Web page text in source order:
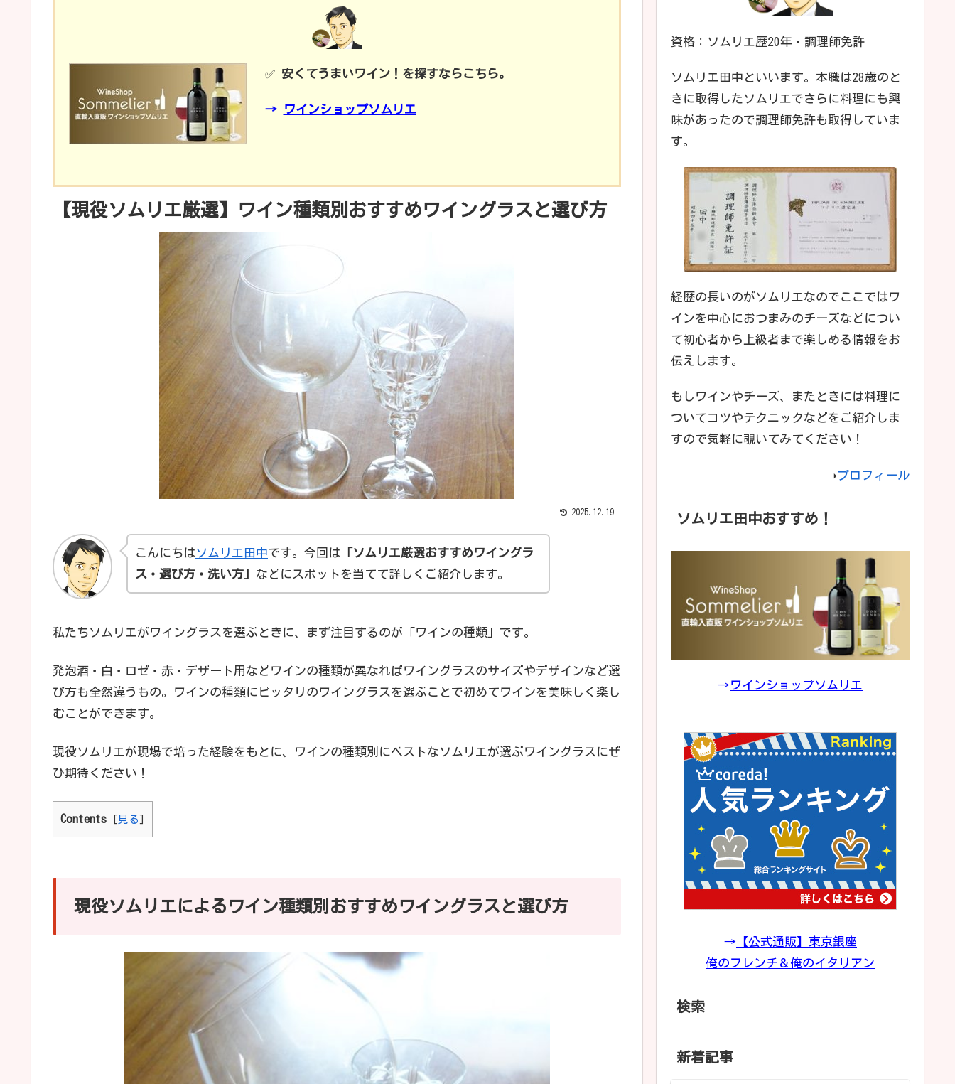
✅ 安くてうまいワイン！を探すならこちら。
→ ワインショップソムリエ
【現役ソムリエ厳選】ワイン種類別おすすめワイングラスと選び方
2025.12.19
こんにちはソムリエ田中です。今回は 「ソムリエ厳選おすすめワイングラ
ス ・選び方・洗い方」 などにスポットを当てて詳しくご紹介します。
私たちソムリエがワイングラスを選ぶときに、まず注目するのが「ワインの種類」です。
発泡酒・白・ロゼ・赤・デザート用などワインの種類が異なればワイングラスのサイズやデザインなど選
び方も全然違うもの。ワインの種類にピッタリのワイングラスを選ぶことで初めてワインを美味しく楽し
むことができます。
現役ソムリエが現場で培った経験をもとに、ワインの種類別にベストなソムリエが選ぶワイングラスにぜ
ひ期待ください！
Contents [ 見る]
現役ソムリエによるワイン種類別おすすめワイングラスと選び方
資格：ソムリエ歴20年・調理師免許
ソムリエ田中といいます。本職は28歳のと
きに取得したソムリエでさらに料理にも興
味があったので調理師免許も取得していま
す。
経歴の長いのがソムリエなのでここではワ
インを中心におつまみのチーズなどについ
て初心者から上級者まで楽しめる情報をお
伝えします。
もしワインやチーズ、またときには料理に
ついてコツやテクニックなどをご紹介しま
すので気軽に覗いてみてください！
➝プロフィール
ソムリエ田中おすすめ！
→ワインショップソムリエ
→ 【公式通販】東京銀座
俺のフレンチ＆俺のイタリアン
検索
新着記事